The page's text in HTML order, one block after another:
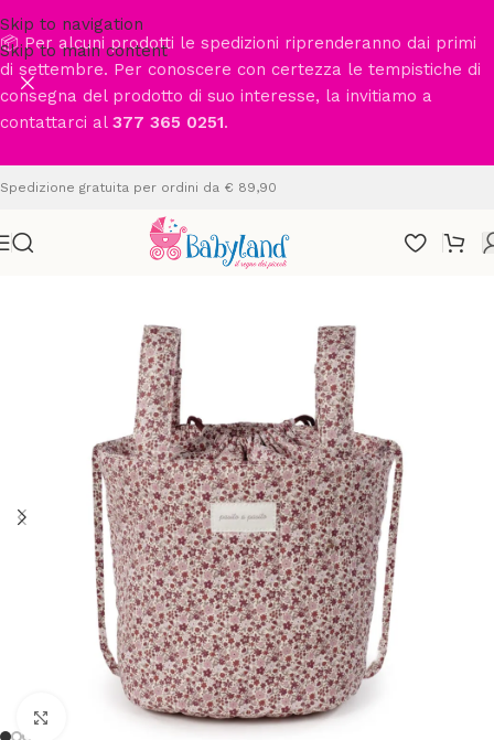
Skip to navigation
Skip to main content
📦 Per alcuni prodotti le spedizioni riprenderanno dai primi
di settembre. Per conoscere con certezza le tempistiche di
consegna del prodotto di suo interesse, la invitiamo a
contattarci al 377 365 0251.
Spedizione gratuita per ordini da € 89,90
Clicca per ingrandire